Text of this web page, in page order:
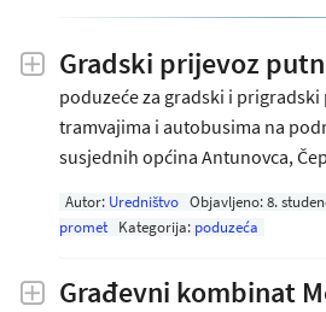
Gradski prijevoz
poduzeće za gradski i
tramvajima i autobusima na
susjednih općina Antunovca,
Autor: Uredništvo Objavljeno:8.
promet
Kategorija: poduzeća
Građevni kombinat